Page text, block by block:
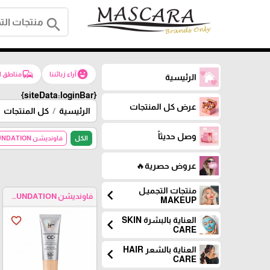
search
الرئيسية
عرض كل المنتجات
وصل حديثاً
عروض حصرية🔥
منتجات التجميـل
MAKEUP
chevron_left
العناية بالبشرة SKIN
CARE
chevron_left
العناية بالشعر HAIR
CARE
chevron_left
emoji_emotionsآراء زبائننا commuteمناطق
{siteData:loginBar}
الرئيسية
كل المنتجات
الكل فاونديشن FOUNDATION
فاونديشن FOUNDATION
favorite_border